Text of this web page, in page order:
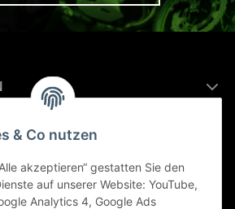
ÜBER
& Co nutzen
akzeptieren“ gestatten Sie den
auf unserer Website: YouTube,
Analytics 4, Google Ads